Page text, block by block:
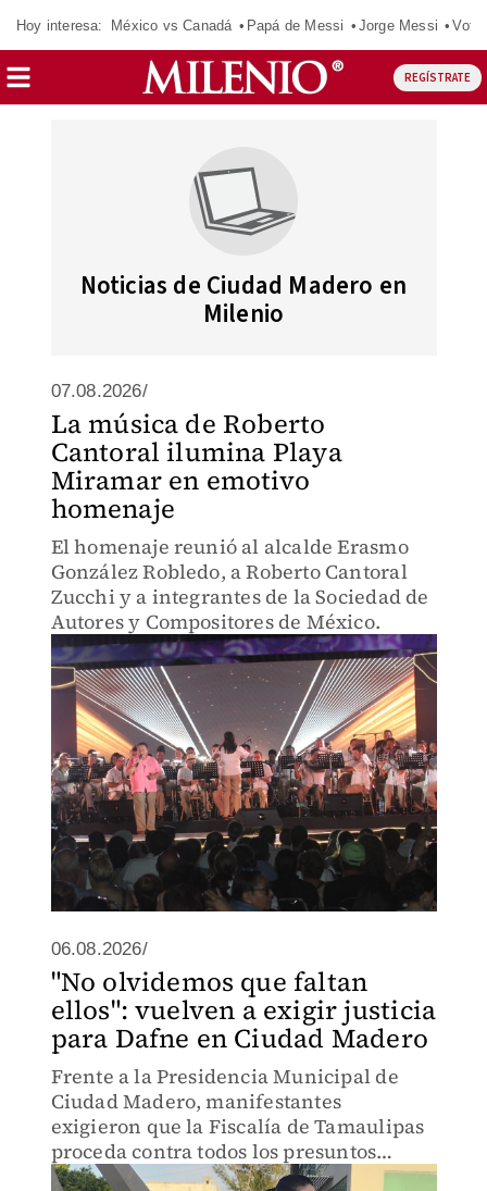
Hoy interesa: México vs Canadá Papá de Messi Jorge Messi
REGÍSTRATE
Noticias de Ciudad Madero en
Milenio
07.08.2026/
La música de Roberto
Cantoral ilumina Playa
Miramar en emotivo
homenaje
El homenaje reunió al alcalde Erasmo
González Robledo, a Roberto Cantoral
Zucchi y a integrantes de la Sociedad de
Autores y Compositores de México.
06.08.2026/
"No olvidemos que faltan
ellos": vuelven a exigir justicia
para Dafne en Ciudad Madero
Frente a la Presidencia Municipal de
Ciudad Madero, manifestantes
exigieron que la Fiscalía de Tamaulipas
proceda contra todos los presuntos
responsables del caso Dafne.